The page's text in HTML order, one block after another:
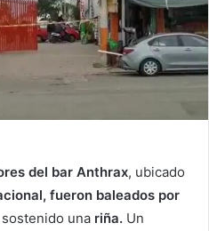
del bar Anthrax, ubicado
fueron baleados por
una riña. Un